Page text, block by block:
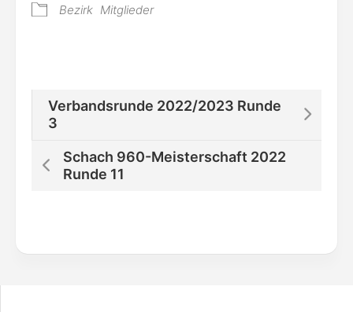
Bezirk Mitglieder
Verbandsrunde 2022/2023 Runde
3
Schach 960-Meisterschaft 2022
Runde 11